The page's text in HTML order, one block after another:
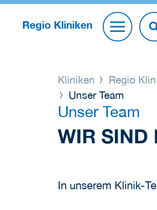
Regio Kliniken
Kliniken Regio
Unser Team
Unser Team
WIR SIND
In unserem Klinik-